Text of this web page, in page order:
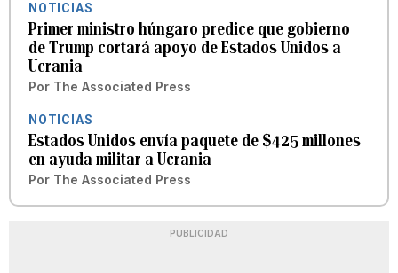
NOTICIAS
Primer ministro húngaro predice que gobierno
de Trump cortará apoyo de Estados Unidos a
Ucrania
Por The Associated Press
NOTICIAS
Estados Unidos envía paquete de $425 millones
en ayuda militar a Ucrania
Por The Associated Press
PUBLICIDAD